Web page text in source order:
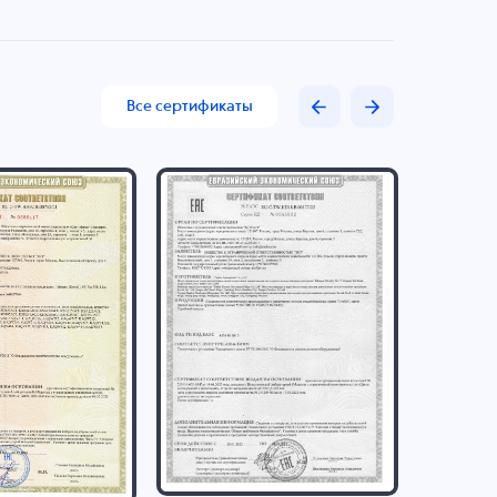
Все сертификаты